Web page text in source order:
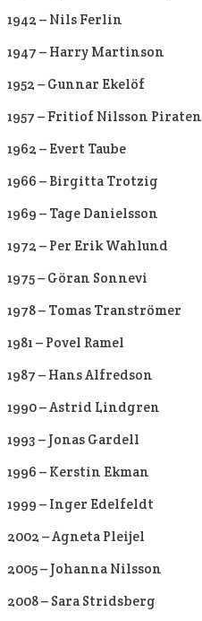
1942 – Nils Ferlin
1947 – Harry Martinson
1952 – Gunnar Ekelöf
1957 – Fritiof Nilsson Piraten
1962 – Evert Taube
1966 – Birgitta Trotzig
1969 – Tage Danielsson
1972 – Per Erik Wahlund
1975 – Göran Sonnevi
1978 – Tomas Tranströmer
1981 – Povel Ramel
1987 – Hans Alfredson
1990 – Astrid Lindgren
1993 – Jonas Gardell
1996 – Kerstin Ekman
1999 – Inger Edelfeldt
2002 – Agneta Pleijel
2005 – Johanna Nilsson
2008 – Sara Stridsberg